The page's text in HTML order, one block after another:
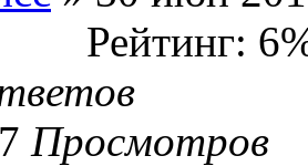
Рейтинг:
Просмотров